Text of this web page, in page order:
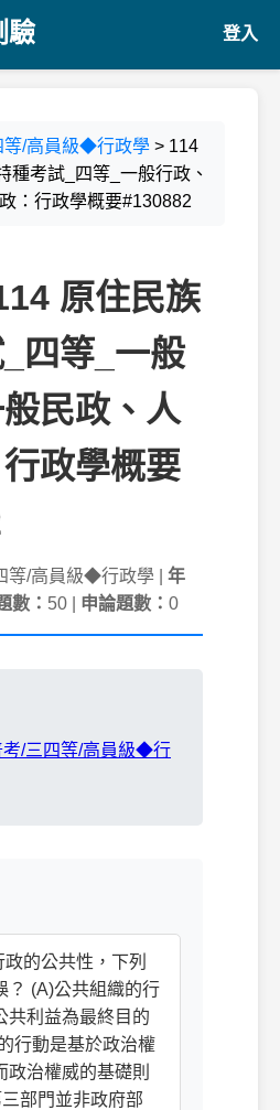
驗 登入
等/高員級◆行政學 > 114
種考試_四等_一般行政、
：行政學概要#130882
原住民族
四等_一般
民政、人
政學概要
等/高員級◆行政學 | 年
數： 50 | 申論題數： 0
考/三四等/高員級◆行
的公共性，下列
？ (A)公共組織的行
共利益為最終目的
行動是基於政治權
政治權威的基礎則
部門並非政府部